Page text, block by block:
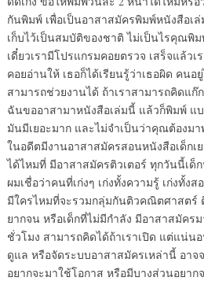
กันพิมพ์ เพื่อเป็นอาสาสมัครพิมพ์หนังสือเ
เก็บไว้เป็นสมบัติของชาติ ไม่เป็นไรคุณพิ
เดี๋ยวเรามีโปรแกรมคอยตรวจ เสร็จแล้ว
คอยอ่านให้ เธอก็ได้เรียนรู้ว่าเธอผิด คน
สามารถช่วยงานได้ ถ้าเราสามารถคิดแก๊
ฉันขออาสามาหนังสือเล่มนี้ แล้วก็พิมพ์ แ
มันมีเยอะมาก และไม่จำเป็นว่าคุณต้องม
ในอดีตมีงานอาสาสมัครสอนหนังสือเด็กเ
ได้ไหมที่ มีอาสาสมัครติวเตอร์ ทุกวันนี้เด็
ผมเชื่อว่าคนที่เก่งๆ เก่งทั้งความรู้ เก่งทั้ง
มีใครไหมที่จะรวมกลุ่มกันติวคณิตศาสตร์
ยากจน หรือเด็กที่ไม่มีกำลัง มีอาสาสมัคร
ชั่วโมง สามารถคิดได้ถ้าเราเปิด แต่แน่น
ดูแล หรือจัดระบบอาสาสมัครเหล่านี้ อาจ
อยากจะมาใช้โอกาส หรือมีบางส่วนอยาก